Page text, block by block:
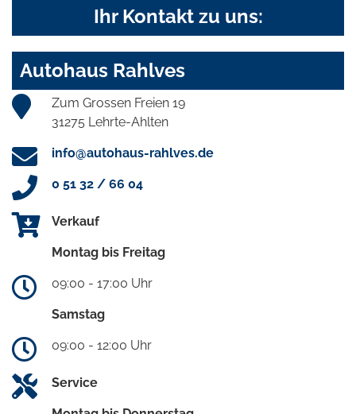
Ihr Kontakt zu uns:
Autohaus Rahlves
Zum Grossen Freien 19
31275 Lehrte-Ahlten
info@autohaus-rahlves.de
0 51 32 / 66 04
Verkauf
Montag bis Freitag
09:00 - 17:00 Uhr
Samstag
09:00 - 12:00 Uhr
Service